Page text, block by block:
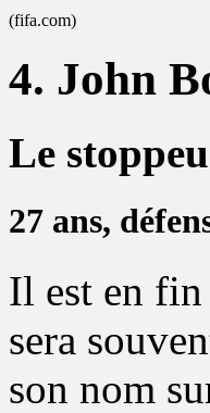
(fifa.com)
4. John
Le
27 ans,
Il est en fin
sera
son nom